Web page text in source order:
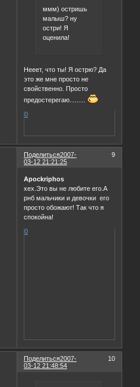
ммм) остришь
малыш? ну
остри! Я
оценила!
Нееет, что ты! Я острю? Да
это же мне просто не
свойственно. Просто
предостерегаю.........
0
Поделиться 9
2007-
03-12 21:21:25
Apockriphos
хех.Это вы не любите его.А
рнб мальчики и девочки его
просто обожают! Так что я
спокойна!
0
Поделиться 10
2007-
03-12 21:48:54